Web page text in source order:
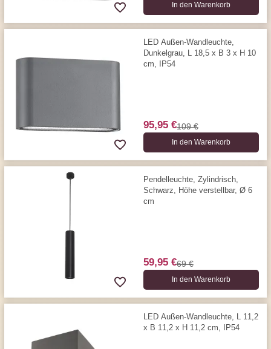
In den Warenkorb
LED Außen-Wandleuchte,
Dunkelgrau, L 18,5 x B 3 x H 10
cm, IP54
95,95 €109 €
In den Warenkorb
Pendelleuchte, Zylindrisch,
Schwarz, Höhe verstellbar, Ø 6
cm
59,95 €69 €
In den Warenkorb
LED Außen-Wandleuchte, L 11,2
x B 11,2 x H 11,2 cm, IP54